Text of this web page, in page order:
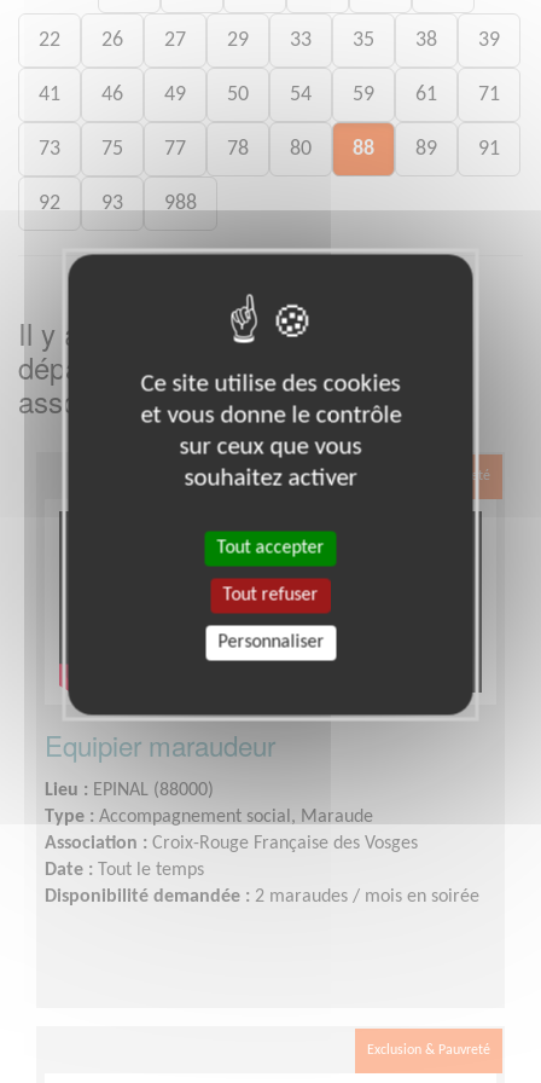
22 26 27 29 33 35 38 39
41 46 49 50 54 59 61 71
73 75 77 78 80 88 89 91
92 93 988
Il y a
missions bénévoles dans le
départementVosgesdans cette
association
Exclusion & Pauvreté
Equipier maraudeur
Lieu : EPINAL (88000)
Type : Accompagnement social, Maraude
Association : Croix-Rouge Française des Vosges
Date : Tout le temps
Disponibilité demandée : 2 maraudes / mois en soirée
Exclusion & Pauvreté
Ce site utilise des cookies
et vous donne le contrôle
sur ceux que vous
souhaitez activer
Tout accepter
Tout refuser
Personnaliser